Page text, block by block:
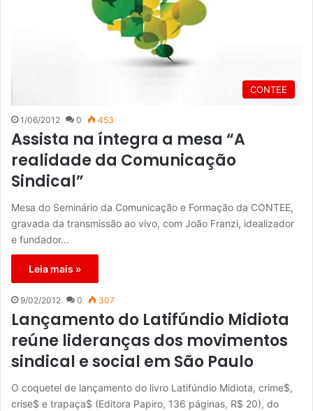
CONTEE
1/06/2012 0 453
Assista na íntegra a mesa “A
realidade da Comunicação
Sindical”
Mesa do Seminário da Comunicação e Formação da CONTEE,
gravada da transmissão ao vivo, com João Franzi, idealizador
e fundador…
Leia mais »
9/02/2012 0 307
Lançamento do Latifúndio Midiota
reúne lideranças dos movimentos
sindical e social em São Paulo
O coquetel de lançamento do livro Latifúndio Midiota, crime$,
crise$ e trapaça$ (Editora Papiro, 136 páginas, R$ 20), do